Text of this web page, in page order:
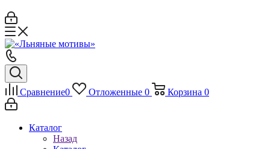
Сравнение0 Отложенные 0 Корзина 0
Каталог
Назад